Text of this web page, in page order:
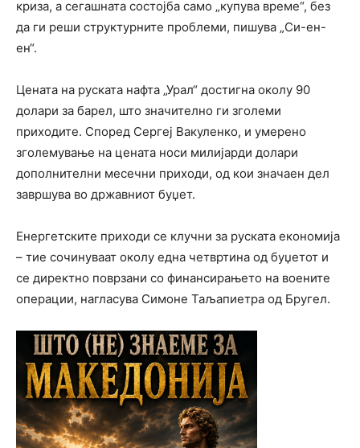
криза, а сегашната состојба само „купува време“, без
да ги реши структурните проблеми, пишува „Си-ен-
ен“.
Цената на руската нафта „Урал“ достигна околу 90
долари за барел, што значително ги зголеми
приходите. Според Сергеј Вакуленко, и умерено
зголемување на цената носи милијарди долари
дополнителни месечни приходи, од кои значаен дел
завршува во државниот буџет.
Енергетските приходи се клучни за руската економија
– тие сочинуваат околу една четвртина од буџетот и
се директно поврзани со финансирањето на воените
операции, нагласува Симоне Таљапиетра од Бругел.